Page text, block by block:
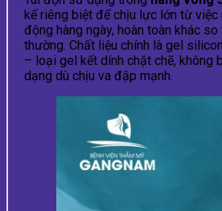
kế riêng biệt để chịu lực lớn từ việc
động hàng ngày, hoàn toàn khác
thường. Chất liệu chính là gel
– loại gel kết dính chặt chẽ, không
dạng dù chịu va đập mạnh.